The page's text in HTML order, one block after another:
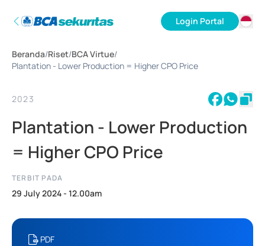
Login Portal
Beranda/Riset/BCA Virtue/
Plantation - Lower Production = Higher CPO Price
2023
Plantation - Lower Production
= Higher CPO Price
TERBIT PADA
29 July 2024 - 12.00am
PDF